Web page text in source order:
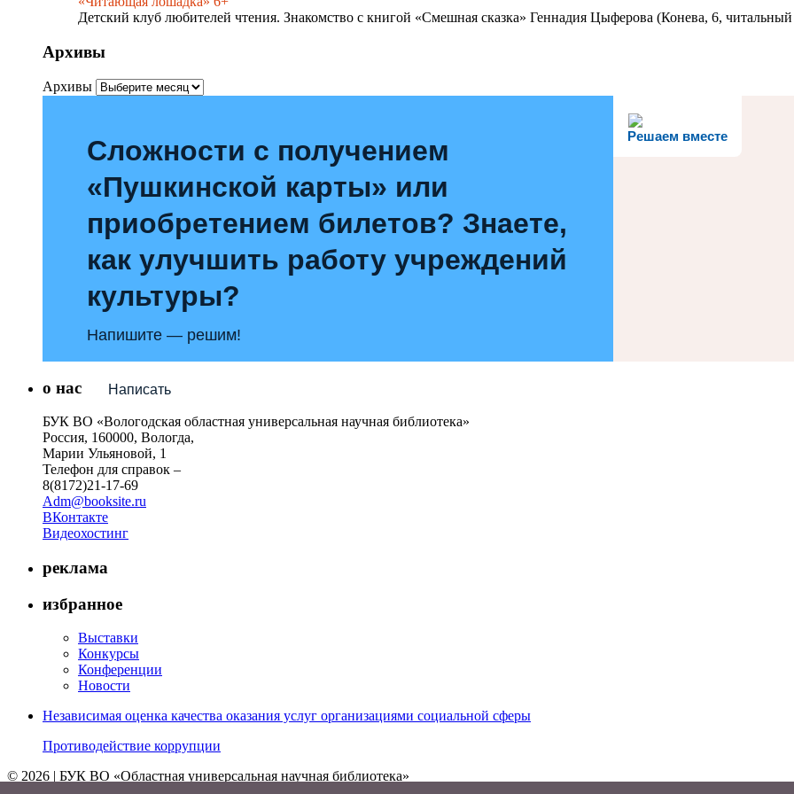
Детский клуб любителей чтения. Знакомство с книгой «Смешная сказка» Геннадия Цыферова (Конева, 6, читальный
Архивы
Архивы
Решаем вместе
Сложности с получением
«Пушкинской карты» или
приобретением билетов? Знаете,
как улучшить работу учреждений
культуры?
Напишите — решим!
Написать
о нас
БУК ВО «Вологодская областная универсальная научная библиотека»
Россия, 160000, Вологда,
Марии Ульяновой, 1
Телефон для справок –
8(8172)21-17-69
Adm@booksite.ru
ВКонтакте
Видеохостинг
реклама
избранное
Выставки
Конкурсы
Конференции
Новости
Независимая оценка качества оказания услуг организациями социальной сферы
Противодействие коррупции
© 2026 | БУК ВО «Областная универсальная научная библиотека»